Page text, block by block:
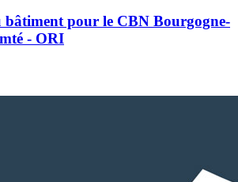
bâtiment pour le CBN Bourgogne-
- ORI